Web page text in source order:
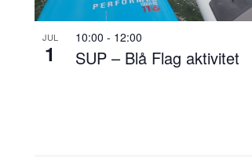
JUL
1 SUP – Blå Flag aktivitet
10:00 - 12:00